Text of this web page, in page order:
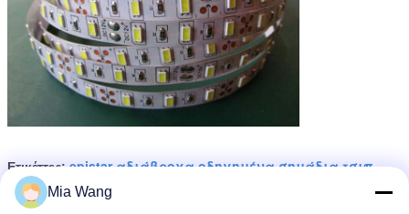
Ετικέττες:epistar αδιάβροχα οδηγημένα σημάδια τσιπ,
smd 2835 οδήγησαν τα σημάδια επίδειξης
υπαίθρια οδήγησε φώτα ταινία
Mia Wang